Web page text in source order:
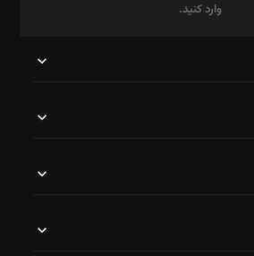
وارد کنید.